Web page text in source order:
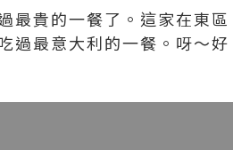
最貴的一餐了。這家在東區
過最意大利的一餐。呀～好